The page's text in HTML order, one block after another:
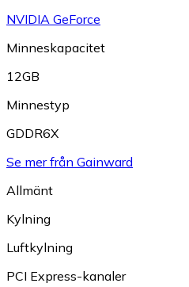
NVIDIA GeForce
Minneskapacitet
12GB
Minnestyp
GDDR6X
Se mer från Gainward
Allmänt
Kylning
Luftkylning
PCI Express-kanaler